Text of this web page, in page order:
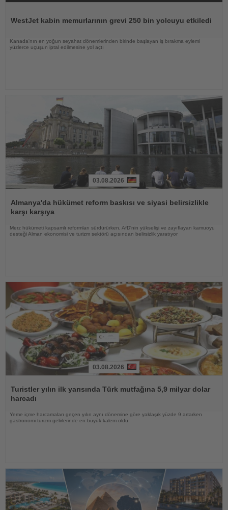
WestJet kabin memurlarının grevi 250 bin yolcuyu etkiledi
Kanada'nın en yoğun seyahat dönemlerinden birinde başlayan iş bırakma eylemi
yüzlerce uçuşun iptal edilmesine yol açtı
Oku
03.08.2026
Almanya'da hükümet reform baskısı ve siyasi belirsizlikle
karşı karşıya
Merz hükümeti kapsamlı reformları sürdürürken, AfD'nin yükselişi ve zayıflayan kamuoyu
desteği Alman ekonomisi ve turizm sektörü açısından belirsizlik yaratıyor
Oku
03.08.2026
Turistler yılın ilk yarısında Türk mutfağına 5,9 milyar dolar
harcadı
Yeme içme harcamaları geçen yılın aynı dönemine göre yaklaşık yüzde 9 artarken
gastronomi turizm gelirlerinde en büyük kalem oldu